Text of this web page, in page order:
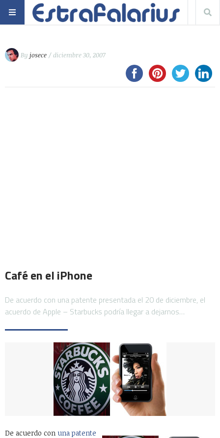
By josece / diciembre 30, 2007
Café en el iPhone
De acuerdo con una patente presentada el 20 de diciembre, el
acuerdo de Apple – Starbucks podría llegar a dejarnos…
De acuerdo con una patente